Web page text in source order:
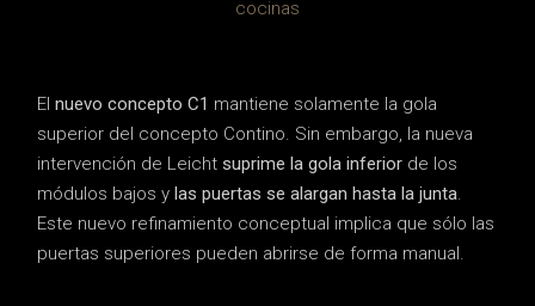
Elnuevo concepto C1 mantiene solamente la gola
superior del concepto Contino. Sin embargo, la nueva
intervención de Leichtsuprime la gola inferior de los
módulos bajos ylas puertas se alargan hasta la junta.
Este nuevo refinamiento conceptual implica que sólo las
puertas superiores pueden abrirse de forma manual.